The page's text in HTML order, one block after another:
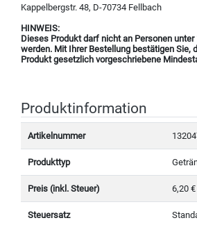
Kappelbergstr. 48, D-70734 Fellbach
HINWEIS:
Dieses Produkt darf nicht an Personen
werden. Mit Ihrer Bestellung bestätigen Sie,
Produkt gesetzlich vorgeschriebene
Produktinformation
Artikelnummer
Produkttyp
Preis (inkl. Steuer) 6,20 €
Steuersatz